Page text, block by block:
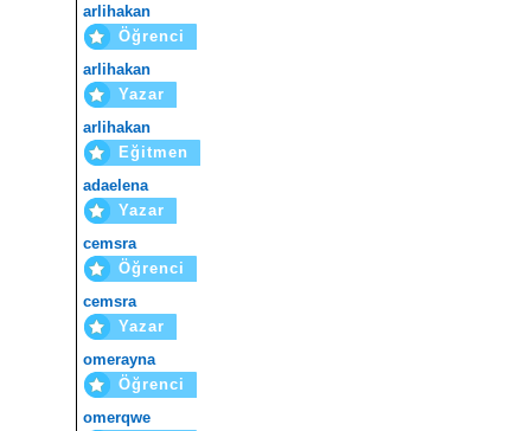
arlihakan
Öğrenci
arlihakan
Yazar
arlihakan
Eğitmen
adaelena
Yazar
cemsra
Öğrenci
cemsra
Yazar
omerayna
Öğrenci
omerqwe